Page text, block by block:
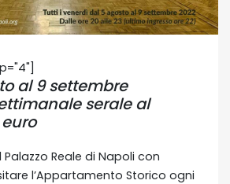
al 9 settembre
serale al
Palazzo Reale di Napoli con
l’Appartamento Storico ogni